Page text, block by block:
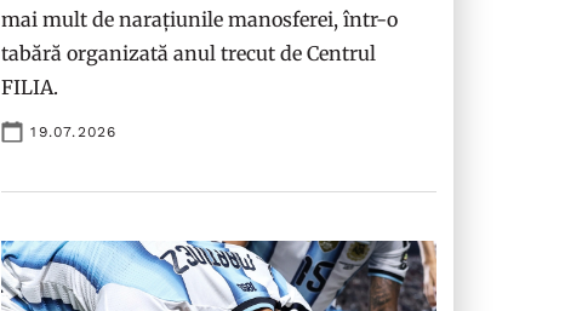
mai mult de narațiunile manosferei, într-o
tabără organizată anul trecut de Centrul
FILIA.
19.07.2026